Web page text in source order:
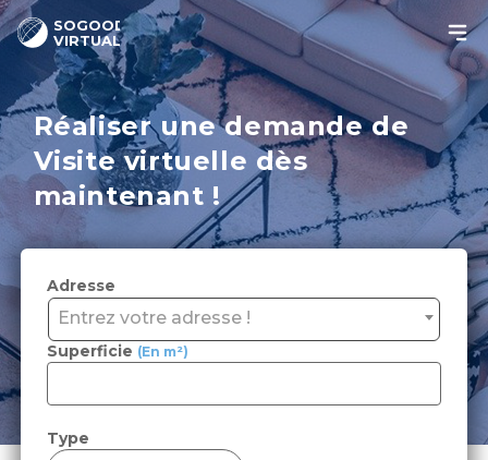
SOGOOD
VIRTUAL
Réaliser une demande de
Visite virtuelle dès
maintenant !
Adresse
Entrez votre adresse !
Superficie (En m²)
Type